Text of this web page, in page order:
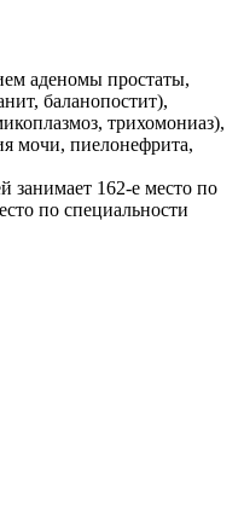
аденомы простаты,
баланопостит),
трихомониаз),
мочи, пиелонефрита,
занимает 162-е место по
по специальности